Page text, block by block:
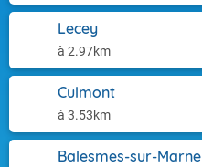
Lecey
à 2.97km
Culmont
à 3.53km
Balesmes-sur-Marne